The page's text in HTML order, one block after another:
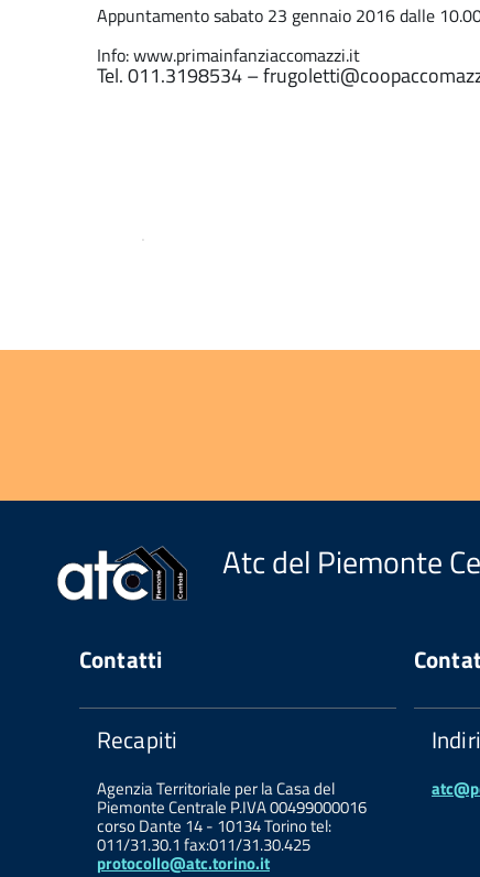
Appuntamento sabato 23 gennaio 2016 dalle
Info: www.primainfanziaccomazzi.it
Tel. 011.3198534 –
.
Atc del Piemonte
Contatti
Recapiti
Agenzia Territoriale per la Casa del
Piemonte Centrale P.IVA 00499000016
corso Dante 14 - 10134 Torino tel:
011/31.30.1 fax:011/31.30.425
protocollo@atc.torino.it